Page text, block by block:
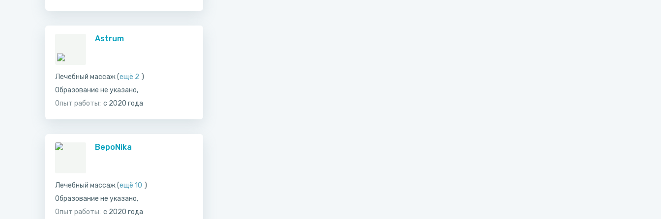
Astrum
Лечебный массаж (ещё 2 )
Образование не указано,
Опыт работы: с 2020 года
ВероNika
Лечебный массаж (ещё 10 )
Образование не указано,
Опыт работы: с 2020 года